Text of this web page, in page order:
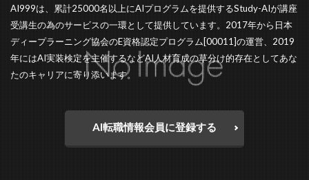
AI999は、累計25000名以上にAIプログラムを提供するStudy-AIが講座
受講生の為のサービスの一環として提供しています。2017年から日本
ディープラーニング協会のE資格認定プログラム[00011]の運営、2019
年にはAI実装検定を主催するなどAI人材育成の草分け的存在としてあな
たのキャリアに寄り添います。
AI転職情報会員に登録する